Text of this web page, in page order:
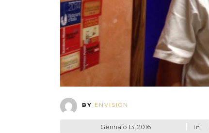
BY ENVISION
Gennaio 13, 2016 in